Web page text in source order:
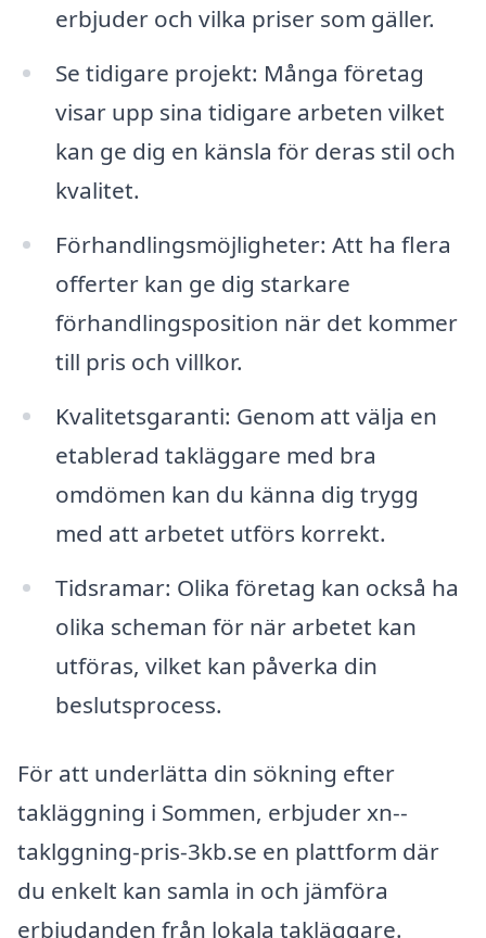
erbjuder och vilka priser som gäller.
Se tidigare projekt: Många företag
visar upp sina tidigare arbeten vilket
kan ge dig en känsla för deras stil och
kvalitet.
Förhandlingsmöjligheter: Att ha flera
offerter kan ge dig starkare
förhandlingsposition när det kommer
till pris och villkor.
Kvalitetsgaranti: Genom att välja en
etablerad takläggare med bra
omdömen kan du känna dig trygg
med att arbetet utförs korrekt.
Tidsramar: Olika företag kan också ha
olika scheman för när arbetet kan
utföras, vilket kan påverka din
beslutsprocess.
För att underlätta din sökning efter
takläggning i Sommen, erbjuder xn--
taklggning-pris-3kb.se en plattform där
du enkelt kan samla in och jämföra
erbjudanden från lokala takläggare.